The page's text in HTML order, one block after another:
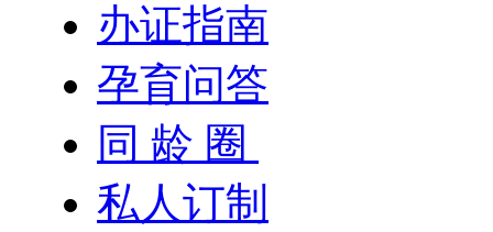
办证指南
孕育问答
同 龄 圈
私人订制